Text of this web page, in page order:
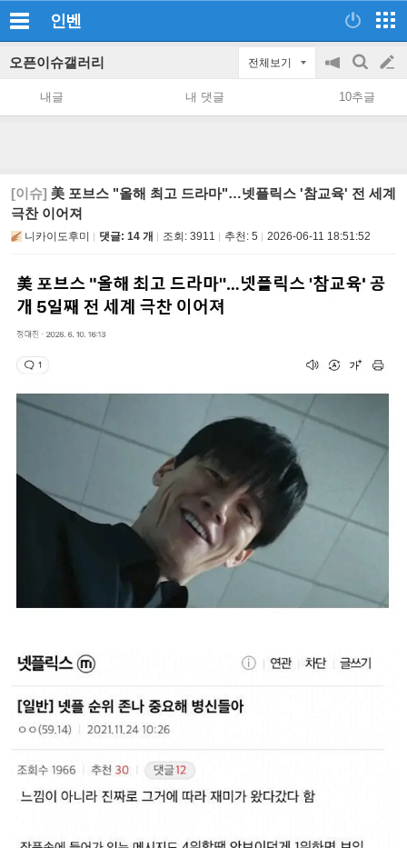
인벤
오픈이슈갤러리 전체보기
공
지
on/off
검
색
글
쓰
내글 내 댓글 10추글
[이슈] 美 포브스 "올해 최고 드라마"…넷플릭스 '참교육' 전 세계
극찬 이어져
니카이도후미 댓글: 14 개 조회: 3911 추천: 5 2026-06-11 18:51:52